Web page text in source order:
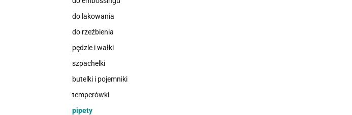
do lakowania
do rzeźbienia
pędzle i wałki
szpachelki
butelki i pojemniki
temperówki
pipety